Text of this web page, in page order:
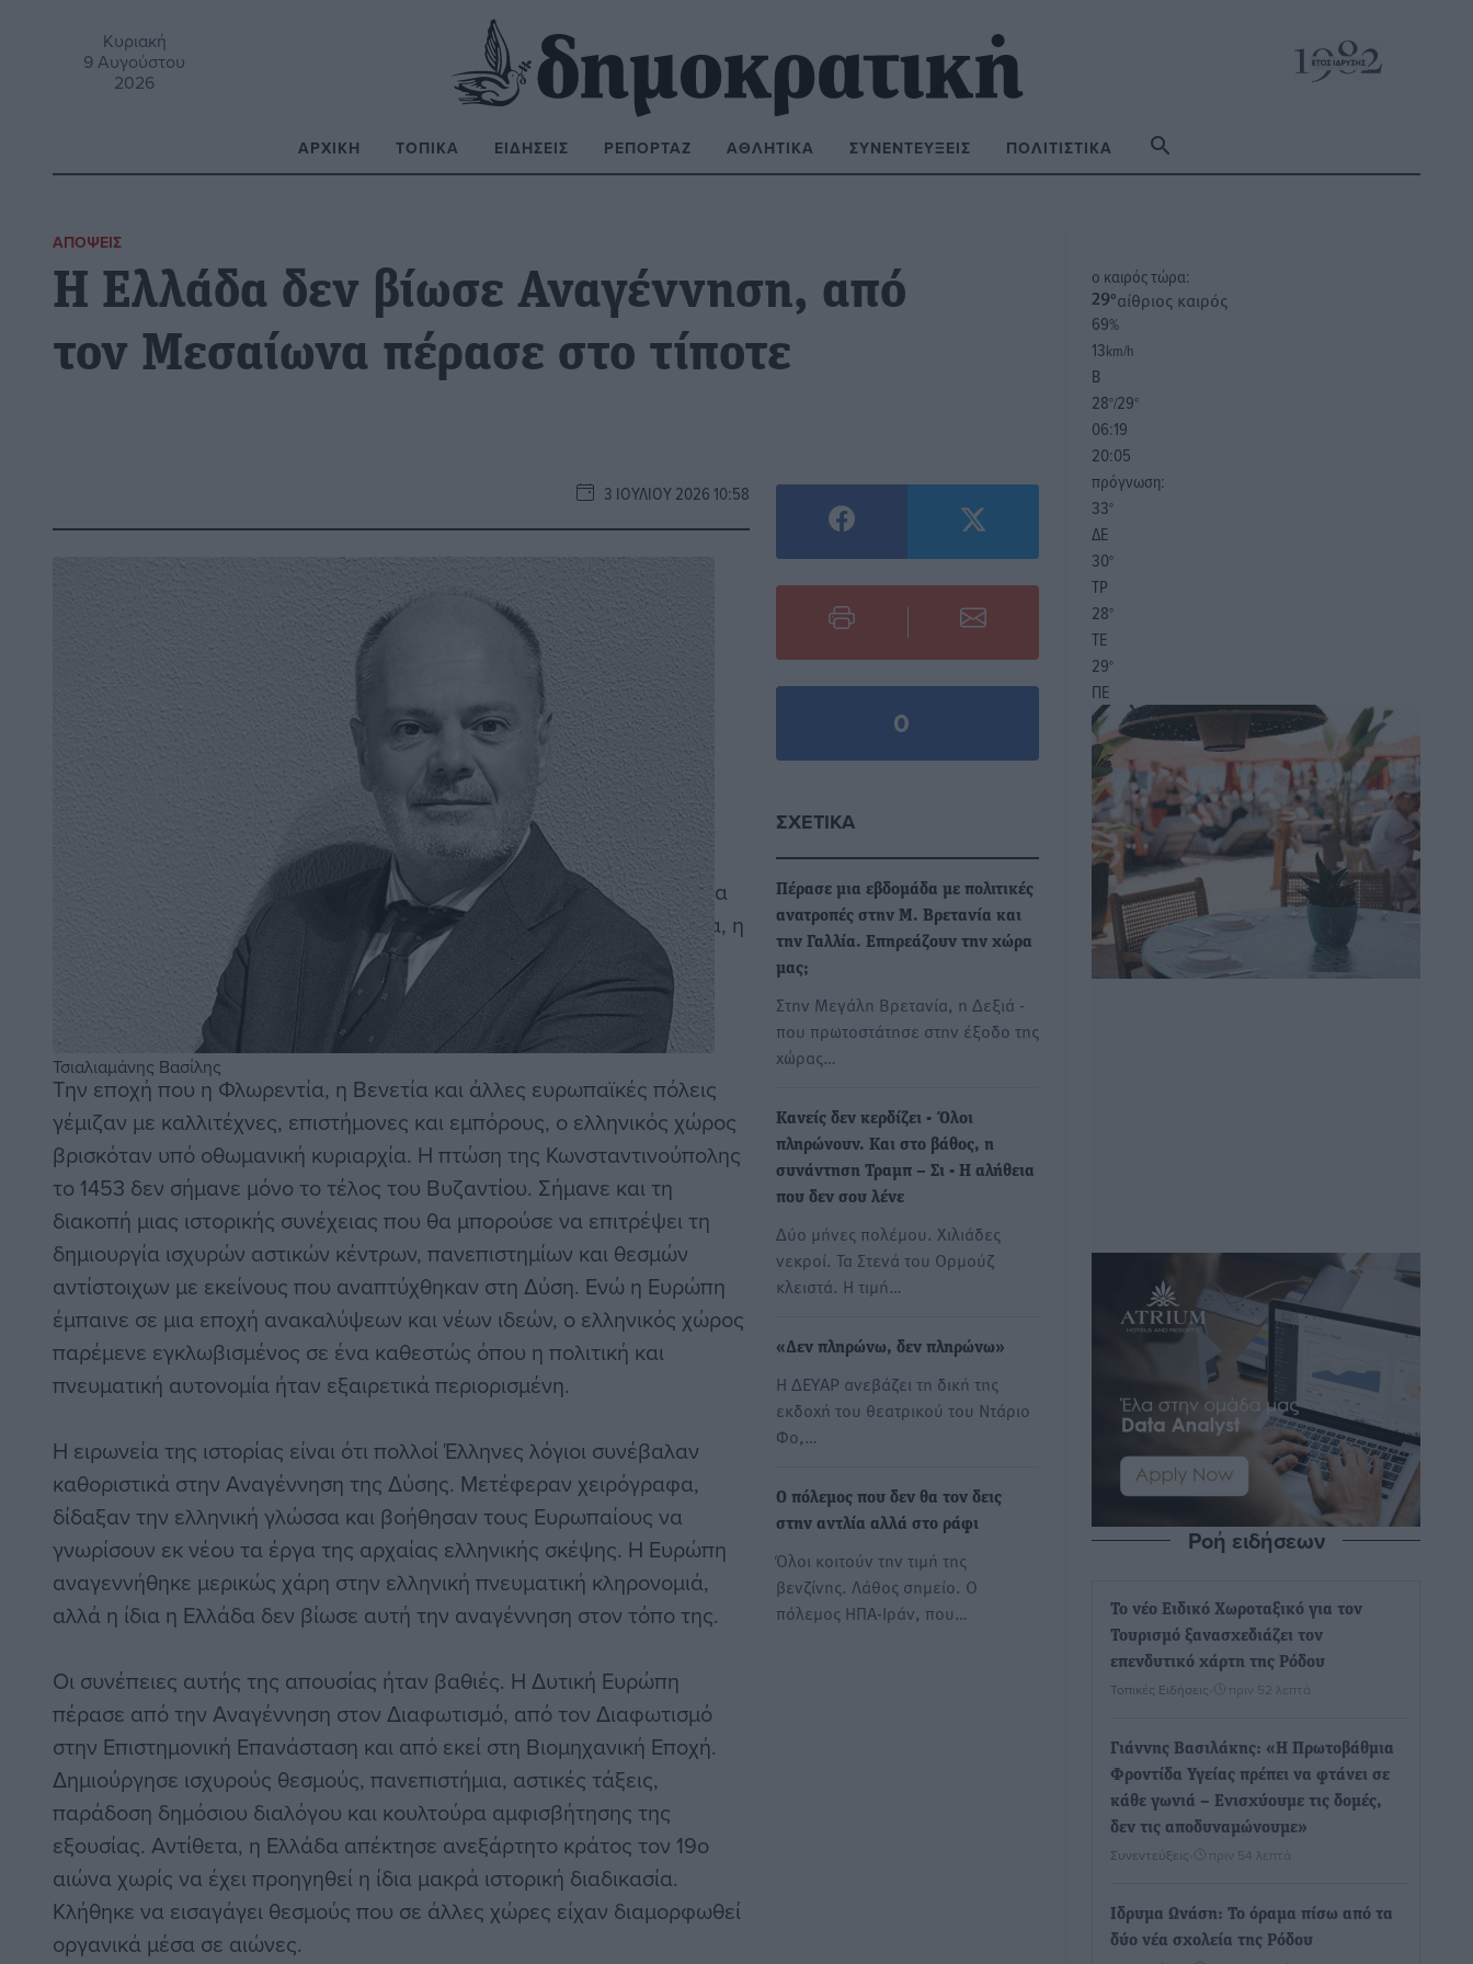
Κυριακή
9 Αυγούστου
2026
ΑΡΧΙΚΉ ΤΟΠΙΚΆ ΕΙΔΉΣΕΙΣ ΡΕΠΟΡΤΆΖ ΑΘΛΗΤΙΚΆ ΣΥΝΕΝΤΕΎΞΕΙΣ ΠΟΛΙΤΙΣΤΙΚΆ
ΑΠΌΨΕΙΣ
Η Ελλάδα δεν βίωσε Αναγέννηση, από
τον Μεσαίωνα πέρασε στο τίποτε
3 ΙΟΥΛΊΟΥ 2026 10:58
Τσιαλιαμάνης Βασίλης
Όταν μιλάμε για την ευρωπαϊκή ιστορία, η Αναγέννηση θεωρείται η
μεγάλη τομή ανάμεσα στον Μεσαίωνα και τη νεότερη εποχή. Ήταν η
περίοδος κατά την οποία η Δυτική Ευρώπη ανακάλυψε ξανά την
κλασική αρχαιότητα, ανέπτυξε τις επιστήμες, την τέχνη, τη φιλοσοφία
και σταδιακά οικοδόμησε τα θεμέλια του σύγχρονου κόσμου. Η Ιταλία, η
Γαλλία, οι Κάτω Χώρες και αργότερα η Αγγλία γνώρισαν μια βαθιά
πνευματική και κοινωνική μεταμόρφωση. Η Ελλάδα όμως δεν
ακολούθησε αυτή τη διαδρομή.
Την εποχή που η Φλωρεντία, η Βενετία και άλλες ευρωπαϊκές πόλεις
γέμιζαν με καλλιτέχνες, επιστήμονες και εμπόρους, ο ελληνικός χώρος
βρισκόταν υπό οθωμανική κυριαρχία. Η πτώση της Κωνσταντινούπολης
το 1453 δεν σήμανε μόνο το τέλος του Βυζαντίου. Σήμανε και τη
διακοπή μιας ιστορικής συνέχειας που θα μπορούσε να επιτρέψει τη
δημιουργία ισχυρών αστικών κέντρων, πανεπιστημίων και θεσμών
αντίστοιχων με εκείνους που αναπτύχθηκαν στη Δύση. Ενώ η Ευρώπη
έμπαινε σε μια εποχή ανακαλύψεων και νέων ιδεών, ο ελληνικός χώρος
παρέμενε εγκλωβισμένος σε ένα καθεστώς όπου η πολιτική και
πνευματική αυτονομία ήταν εξαιρετικά περιορισμένη.
Η ειρωνεία της ιστορίας είναι ότι πολλοί Έλληνες λόγιοι συνέβαλαν
καθοριστικά στην Αναγέννηση της Δύσης. Μετέφεραν χειρόγραφα,
δίδαξαν την ελληνική γλώσσα και βοήθησαν τους Ευρωπαίους να
γνωρίσουν εκ νέου τα έργα της αρχαίας ελληνικής σκέψης. Η Ευρώπη
αναγεννήθηκε μερικώς χάρη στην ελληνική πνευματική κληρονομιά,
αλλά η ίδια η Ελλάδα δεν βίωσε αυτή την αναγέννηση στον τόπο της.
Οι συνέπειες αυτής της απουσίας ήταν βαθιές. Η Δυτική Ευρώπη
πέρασε από την Αναγέννηση στον Διαφωτισμό, από τον Διαφωτισμό
στην Επιστημονική Επανάσταση και από εκεί στη Βιομηχανική Εποχή.
Δημιούργησε ισχυρούς θεσμούς, πανεπιστήμια, αστικές τάξεις,
παράδοση δημόσιου διαλόγου και κουλτούρα αμφισβήτησης της
εξουσίας. Αντίθετα, η Ελλάδα απέκτησε ανεξάρτητο κράτος τον 19ο
αιώνα χωρίς να έχει προηγηθεί η ίδια μακρά ιστορική διαδικασία.
Κλήθηκε να εισαγάγει θεσμούς που σε άλλες χώρες είχαν διαμορφωθεί
οργανικά μέσα σε αιώνες.
0
ΣΧΕΤΙΚΆ
Πέρασε μια εβδομάδα με πολιτικές
ανατροπές στην Μ. Βρετανία και
την Γαλλία. Επηρεάζουν την χώρα
μας;
Στην Μεγάλη Βρετανία, η Δεξιά -
που πρωτοστάτησε στην έξοδο της
χώρας…
Κανείς δεν κερδίζει - Όλοι
πληρώνουν. Και στο βάθος, η
συνάντηση Τραμπ – Σι - Η αλήθεια
που δεν σου λένε
Δύο μήνες πολέμου. Χιλιάδες
νεκροί. Τα Στενά του Ορμούζ
κλειστά. Η τιμή…
«Δεν πληρώνω, δεν πληρώνω»
Η ΔΕΥΑΡ ανεβάζει τη δική της
εκδοχή του θεατρικού του Ντάριο
Φο,…
Ο πόλεμος που δεν θα τον δεις
στην αντλία αλλά στο ράφι
Όλοι κοιτούν την τιμή της
βενζίνης. Λάθος σημείο. Ο
πόλεμος ΗΠΑ-Ιράν, που…
o καιρός τώρα:
29°αίθριος καιρός
69%
13km/h
Β
28°/29°
06:19
20:05
πρόγνωση:
33°
ΔΕ
30°
ΤΡ
28°
ΤΕ
29°
ΠΕ
Ροή ειδήσεων
Το νέο Ειδικό Χωροταξικό για τον
Τουρισμό ξανασχεδιάζει τον
επενδυτικό χάρτη της Ρόδου
Τοπικές Ειδήσεις πριν 52 λεπτά
Γιάννης Βασιλάκης: «Η Πρωτοβάθμια
Φροντίδα Υγείας πρέπει να φτάνει σε
κάθε γωνιά – Ενισχύουμε τις δομές,
δεν τις αποδυναμώνουμε»
Συνεντεύξεις πριν 54 λεπτά
Ιδρυμα Ωνάση: Το όραμα πίσω από τα
δύο νέα σχολεία της Ρόδου